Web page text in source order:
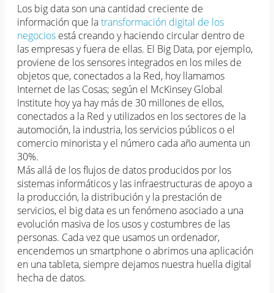
Los big data son una cantidad creciente de
información que latransformación digital de los
negocios está creando y haciendo circular dentro de
las empresas y fuera de ellas. El Big Data, por ejemplo,
proviene de los sensores integrados en los miles de
objetos que, conectados a la Red, hoy llamamos
Internet de las Cosas; según el McKinsey Global
Institute hoy ya hay más de 30 millones de ellos,
conectados a la Red y utilizados en los sectores de la
automoción, la industria, los servicios públicos o el
comercio minorista y el número cada año aumenta un
30%.
Más allá de los flujos de datos producidos por los
sistemas informáticos y las infraestructuras de apoyo a
la producción, la distribución y la prestación de
servicios, el big data es un fenómeno asociado a una
evolución masiva de los usos y costumbres de las
personas. Cada vez que usamos un ordenador,
encendemos un smartphone o abrimos una aplicación
en una tableta, siempre dejamos nuestra huella digital
hecha de datos.